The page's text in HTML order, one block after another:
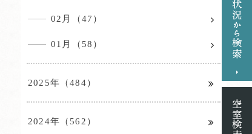
02月（47）
01月（58）
2025年（484）
2024年（562）